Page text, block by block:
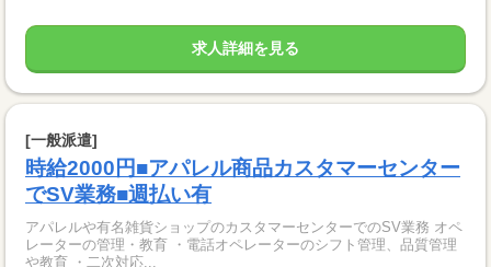
求人詳細を見る
[一般派遣]
時給2000円■アパレル商品カスタマーセンター
でSV業務■週払い有
アパレルや有名雑貨ショップのカスタマーセンターでのSV業務 オペ
レーターの管理・教育 ・電話オペレーターのシフト管理、品質管理
や教育 ・二次対応...